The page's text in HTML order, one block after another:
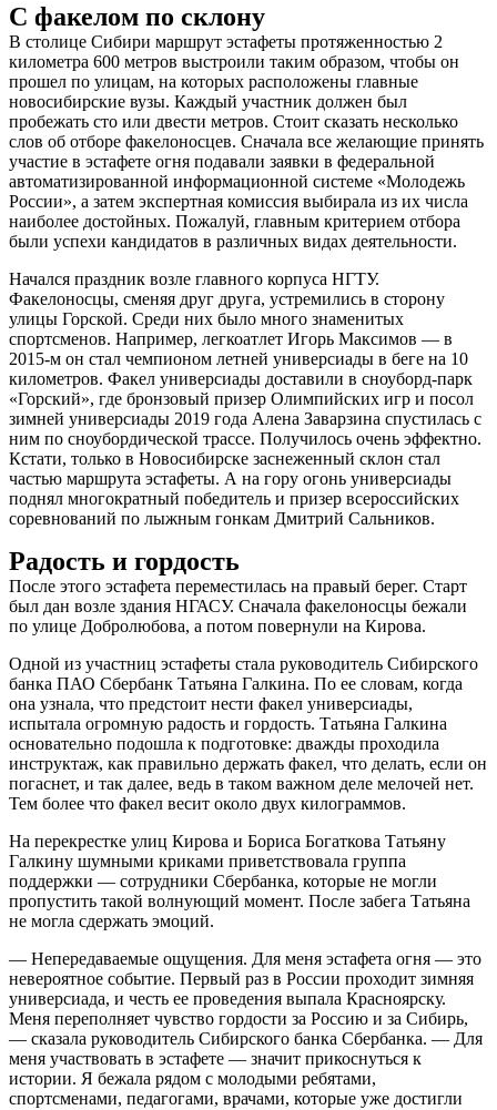
С факелом по склону
В столице Сибири маршрут эстафеты протяженностью 2
километра 600 метров выстроили таким образом, чтобы он
прошел по улицам, на которых расположены главные
новосибирские вузы. Каждый участник должен был
пробежать сто или двести метров. Стоит сказать несколько
слов об отборе факелоносцев. Сначала все желающие принять
участие в эстафете огня подавали заявки в федеральной
автоматизированной информационной системе «Молодежь
России», а затем экспертная комиссия выбирала из их числа
наиболее достойных. Пожалуй, главным критерием отбора
были успехи кандидатов в различных видах деятельности.
Начался праздник возле главного корпуса НГТУ.
Факелоносцы, сменяя друг друга, устремились в сторону
улицы Горской. Среди них было много знаменитых
спортсменов. Например, легкоатлет Игорь Максимов — в
2015-м он стал чемпионом летней универсиады в беге на 10
километров. Факел универсиады доставили в сноуборд-парк
«Горский», где бронзовый призер Олимпийских игр и посол
зимней универсиады 2019 года Алена Заварзина спустилась с
ним по сноубордической трассе. Получилось очень эффектно.
Кстати, только в Новосибирске заснеженный склон стал
частью маршрута эстафеты. А на гору огонь универсиады
поднял многократный победитель и призер всероссийских
соревнований по лыжным гонкам Дмитрий Сальников.
Радость и гордость
После этого эстафета переместилась на правый берег. Старт
был дан возле здания НГАСУ. Сначала факелоносцы бежали
по улице Добролюбова, а потом повернули на Кирова.
Одной из участниц эстафеты стала руководитель Сибирского
банка ПАО Сбербанк Татьяна Галкина. По ее словам, когда
она узнала, что предстоит нести факел универсиады,
испытала огромную радость и гордость. Татьяна Галкина
основательно подошла к подготовке: дважды проходила
инструктаж, как правильно держать факел, что делать, если он
погаснет, и так далее, ведь в таком важном деле мелочей нет.
Тем более что факел весит около двух килограммов.
На перекрестке улиц Кирова и Бориса Богаткова Татьяну
Галкину шумными криками приветствовала группа
поддержки — сотрудники Сбербанка, которые не могли
пропустить такой волнующий момент. После забега Татьяна
не могла сдержать эмоций.
— Непередаваемые ощущения. Для меня эстафета огня — это
невероятное событие. Первый раз в России проходит зимняя
универсиада, и честь ее проведения выпала Красноярску.
Меня переполняет чувство гордости за Россию и за Сибирь,
— сказала руководитель Сибирского банка Сбербанка. — Для
меня участвовать в эстафете — значит прикоснуться к
истории. Я бежала рядом с молодыми ребятами,
спортсменами, педагогами, врачами, которые уже достигли